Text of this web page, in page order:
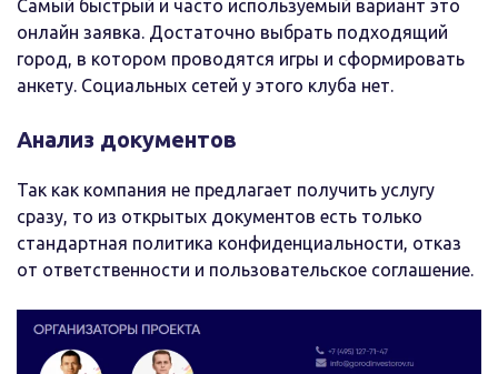
Самый быстрый и часто используемый вариант это
онлайн заявка. Достаточно выбрать подходящий
город, в котором проводятся игры и сформировать
анкету. Социальных сетей у этого клуба нет.
Анализ документов
Так как компания не предлагает получить услугу
сразу, то из открытых документов есть только
стандартная политика конфиденциальности, отказ
от ответственности и пользовательское соглашение.